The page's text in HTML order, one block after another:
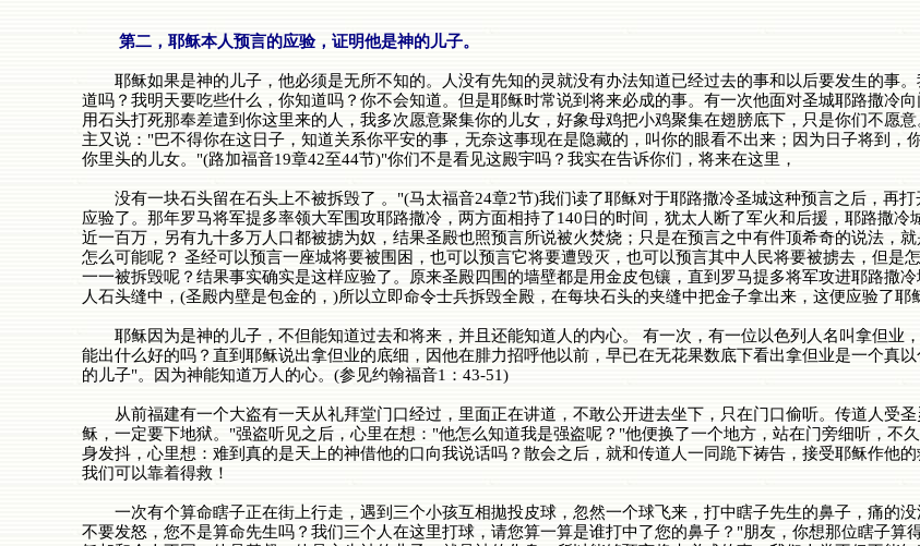
第二，耶稣本人预言的应验，证明他是神的儿子。
耶稣如果是神的儿子，他必须是无所不知的。人没有先知的灵就没有办法知道已经过去的事和以后要发生的事
道吗？我明天要吃些什么，你知道吗？你不会知道。但是耶稣时常说到将来必成的事。有一次他面对圣城耶路撒冷
用石头打死那奉差遣到你这里来的人，我多次愿意聚集你的儿女，好象母鸡把小鸡聚集在翅膀底下，只是你们不愿
主又说："巴不得你在这日子，知道关系你平安的事，无奈这事现在是隐藏的，叫你的眼看不出来；因为日子将到
你里头的儿女。"(路加福音19章42至44节)"你们不是看见这殿宇吗？我实在告诉你们，将来在这里，
没有一块石头留在石头上不被拆毁了 。"(马太福音24章2节)我们读了耶稣对于耶路撒冷圣城这种预言之后，再
应验了。那年罗马将军提多率领大军围攻耶路撒冷，两方面相持了140日的时间，犹太人断了军火和后援，耶路撒
近一百万，另有九十多万人口都被掳为奴，结果圣殿也照预言所说被火焚烧；只是在预言之中有件顶希奇的说法，
怎么可能呢？ 圣经可以预言一座城将要被围困，也可以预言它将要遭毁灭，也可以预言其中人民将要被掳去，但是
一一被拆毁呢？结果事实确实是这样应验了。原来圣殿四围的墙壁都是用金皮包镶，直到罗马提多将军攻进耶路撒
人石头缝中，(圣殿内壁是包金的，)所以立即命令士兵拆毁全殿，在每块石头的夹缝中把金子拿出来，这便应验了
耶稣因为是神的儿子，不但能知道过去和将来，并且还能知道人的内心。 有一次，有一位以色列人名叫拿但业
能出什么好的吗？直到耶稣说出拿但业的底细，因他在腓力招呼他以前，早已在无花果数底下看出拿但业是一个真
的儿子"。因为神能知道万人的心。(参见约翰福音1：43-51)
从前福建有一个大盗有一天从礼拜堂门口经过，里面正在讲道，不敢公开进去坐下，只在门口偷听。传道人受
稣，一定要下地狱。"强盗听见之后，心里在想："他怎么知道我是强盗呢？"他便换了一个地方，站在门旁细听，不
身发抖，心里想：难到真的是天上的神借他的口向我说话吗？散会之后，就和传道人一同跪下祷告，接受耶稣作他
我们可以靠着得救！
一次有个算命瞎子正在街上行走，遇到三个小孩互相拋投皮球，忽然一个球飞来，打中瞎子先生的鼻子，痛的
不要发怒，您不是算命先生吗？我们三个人在这里打球，请您算一算是谁打中了您的鼻子？"朋友，你想那位瞎子